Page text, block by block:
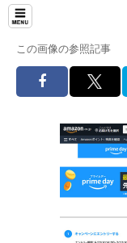
この画像の参照記事